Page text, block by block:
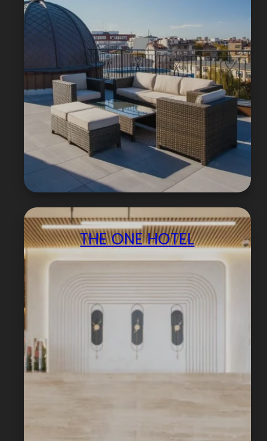
THE ONE HOTEL